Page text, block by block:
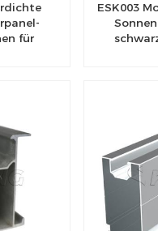
für
ESK003